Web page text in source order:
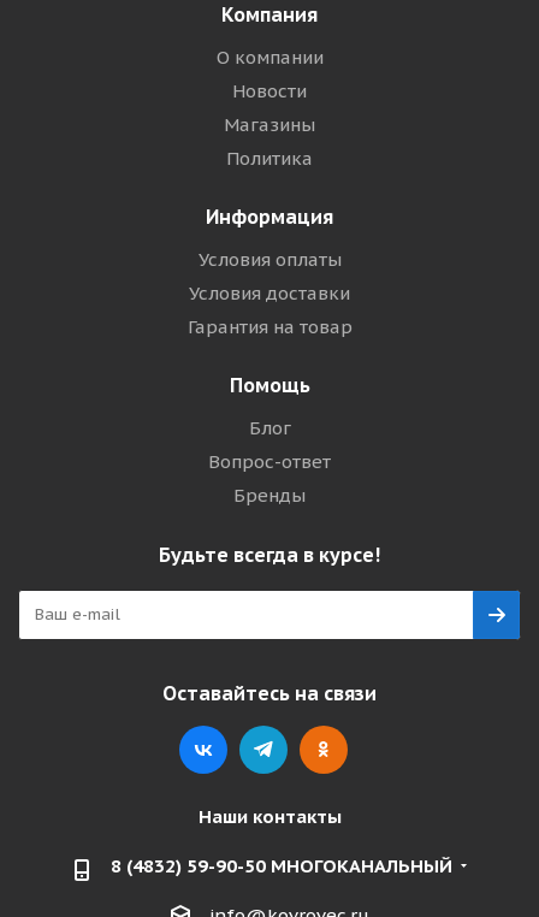
Компания
О компании
Новости
Магазины
Политика
Информация
Условия оплаты
Условия доставки
Гарантия на товар
Помощь
Блог
Вопрос-ответ
Бренды
Будьте всегда в курсе!
Оставайтесь на связи
Наши контакты
8 (4832) 59-90-50 МНОГОКАНАЛЬНЫЙ